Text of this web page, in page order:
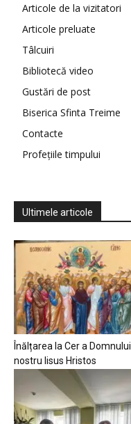
Articole de la vizitatori
Articole preluate
Tâlcuiri
Bibliotecă video
Gustări de post
Biserica Sfinta Treime
Contacte
Profețiile timpului
Ultimele articole
Înălțarea la Cer a Domnului
nostru Iisus Hristos